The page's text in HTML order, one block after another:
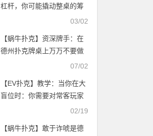
杠杆，你可能撬动整桌的筹
03/02
【蜗牛扑克】资深牌手：在
德州扑克牌桌上万万不要做
07/02
【EV扑克】教学：当你在大
盲位时：你需要对常客玩家
02/19
【蜗牛扑克】敢于诈唬是德